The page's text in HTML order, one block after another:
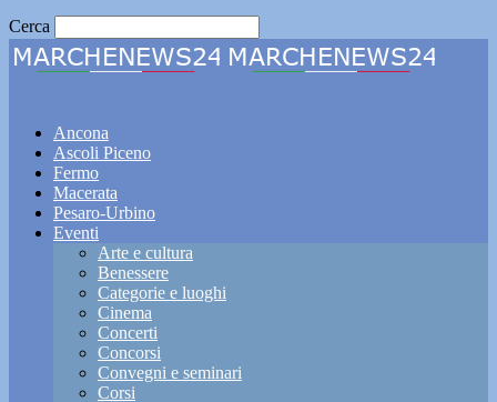
Cerca
Ancona
Ascoli Piceno
Fermo
Macerata
Pesaro-Urbino
Eventi
Arte e cultura
Benessere
Categorie e luoghi
Cinema
Concerti
Concorsi
Convegni e seminari
Corsi